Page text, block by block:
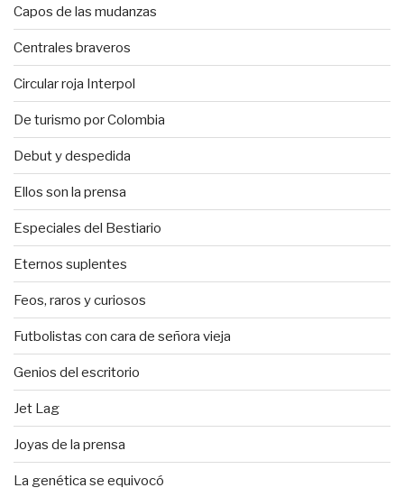
Capos de las mudanzas
Centrales braveros
Circular roja Interpol
De turismo por Colombia
Debut y despedida
Ellos son la prensa
Especiales del Bestiario
Eternos suplentes
Feos, raros y curiosos
Futbolistas con cara de señora vieja
Genios del escritorio
Jet Lag
Joyas de la prensa
La genética se equivocó